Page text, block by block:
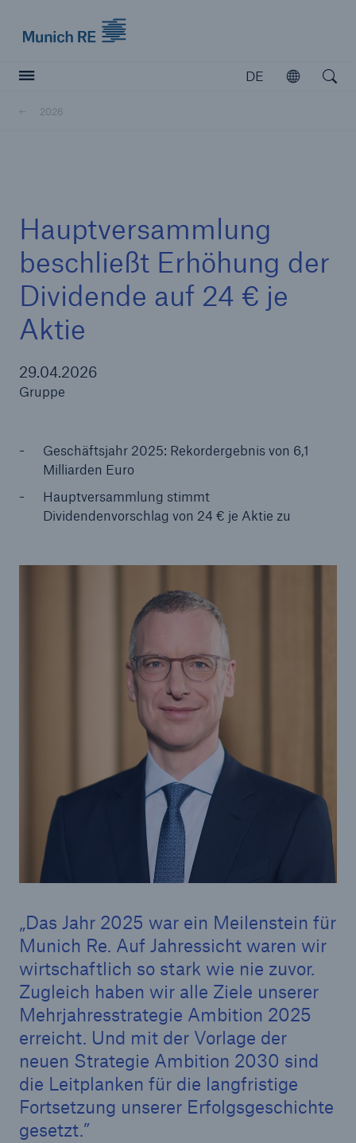
DE
Öffnen
2026
Hauptversammlung
beschließt Erhöhung der
Dividende auf 24 € je
Aktie
29.04.2026
Gruppe
Geschäftsjahr 2025: Rekordergebnis von 6,1
Milliarden Euro
Hauptversammlung stimmt
Dividendenvorschlag von 24 € je Aktie zu
Das Jahr 2025 war ein Meilenstein für
Munich Re. Auf Jahressicht waren wir
wirtschaftlich so stark wie nie zuvor.
Zugleich haben wir alle Ziele unserer
Mehrjahresstrategie Ambition 2025
erreicht. Und mit der Vorlage der
neuen Strategie Ambition 2030 sind
die Leitplanken für die langfristige
Fortsetzung unserer Erfolgsgeschichte
gesetzt.
Our expert perspective for insurance
Reinsurance Property/Casualty
Marine Trend Radar 2025
Versicherungslücke: der Anteil der nicht
versicherten Schäden aus Naturkatastrophen
seit 1980 beträgt
71.8%